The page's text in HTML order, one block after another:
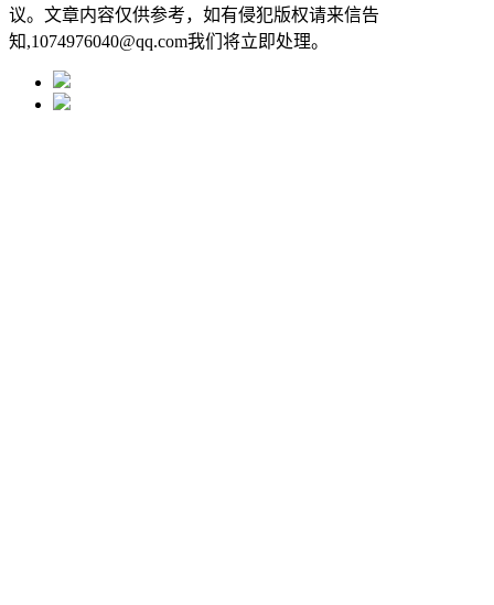
议。文章内容仅供参考，如有侵犯版权请来信告
知,1074976040@qq.com我们将立即处理。